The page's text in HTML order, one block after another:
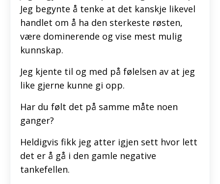
Jeg begynte å tenke at det kanskje likevel
handlet om å ha den sterkeste røsten,
være dominerende og vise mest mulig
kunnskap.
Jeg kjente til og med på følelsen av at jeg
like gjerne kunne gi opp.
Har du følt det på samme måte noen
ganger?
Heldigvis fikk jeg atter igjen sett hvor lett
det er å gå i den gamle negative
tankefellen.